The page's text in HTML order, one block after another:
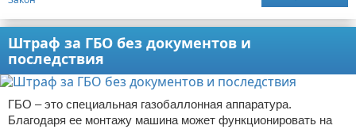
Штраф за ГБО без документов и
последствия
ГБО – это специальная газобаллонная аппаратура.
Благодаря ее монтажу машина может функционировать на